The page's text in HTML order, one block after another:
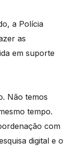
a Polícia
as
em suporte
Não temos
tempo.
com
digital e o